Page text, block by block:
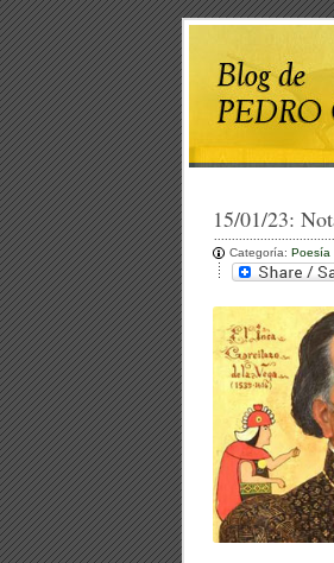
15/01/23:
Categoría: Poesía